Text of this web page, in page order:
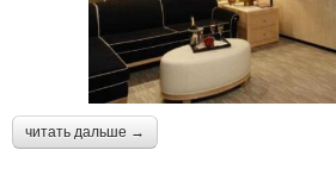
читать дальше →